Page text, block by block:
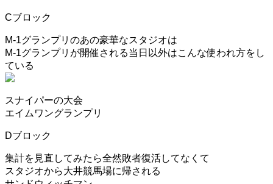
Cブロック
M-1グランプリのあの豪華なスタジオは
M-1グランプリが開催される当日以外はこんな使われ方をし
ている
スナイパーの大会
エイムワングランプリ
Dブロック
集計を見直してみたら全然敗者復活してなくて
スタジオから大井競馬場に帰される